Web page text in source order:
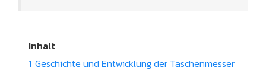
Inhalt
1 Geschichte und Entwicklung der Taschenmesser